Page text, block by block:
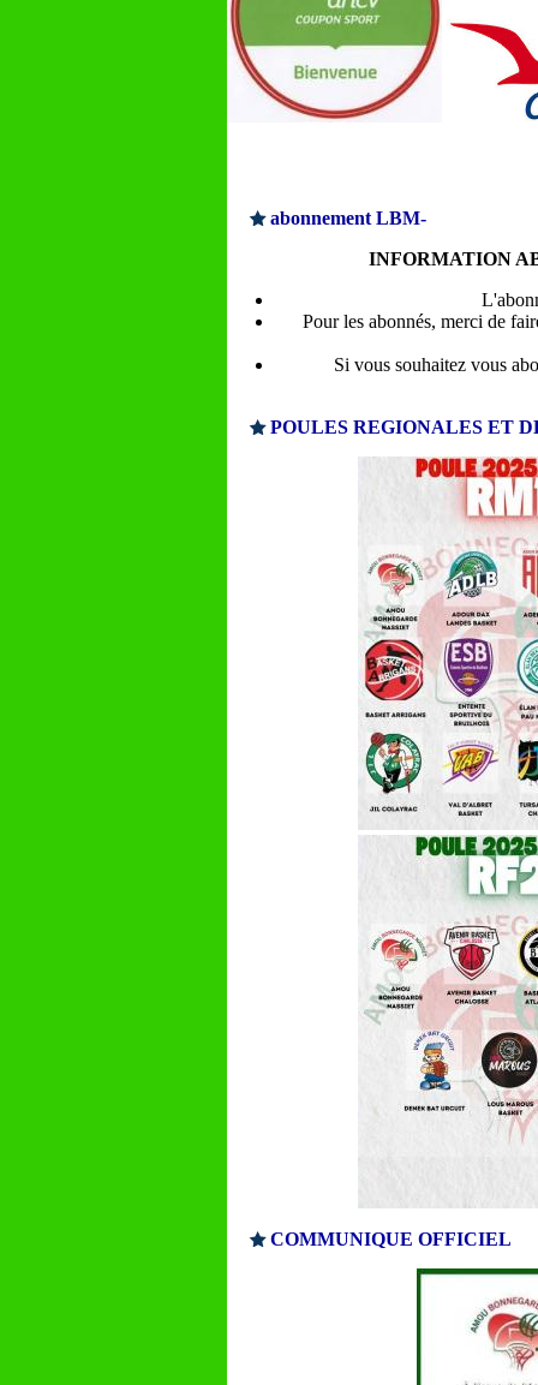
abonnement LBM-
INFORMATION
Pour les abonnés, merci de
Si vous souhaitez vous
POULES REGIONALES ET
COMMUNIQUE OFFICIEL